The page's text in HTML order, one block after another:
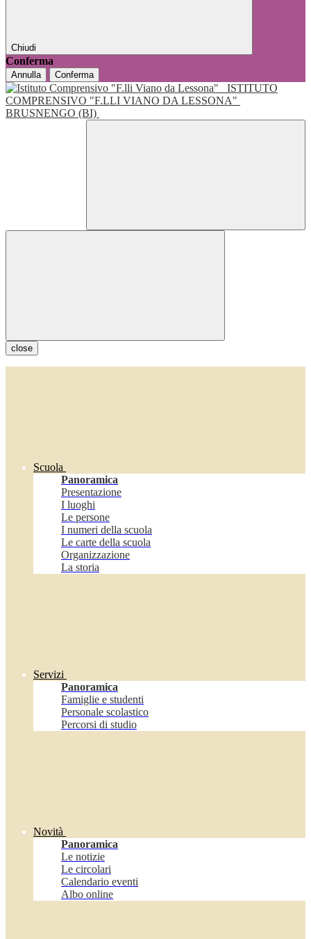
Chiudi
Conferma
Annulla Conferma
ISTITUTO
COMPRENSIVO "F.LLI VIANO DA LESSONA"
BRUSNENGO (BI)
close
Scuola
Panoramica
Presentazione
I luoghi
Le persone
I numeri della scuola
Le carte della scuola
Organizzazione
La storia
Servizi
Panoramica
Famiglie e studenti
Personale scolastico
Percorsi di studio
Novità
Panoramica
Le notizie
Le circolari
Calendario eventi
Albo online